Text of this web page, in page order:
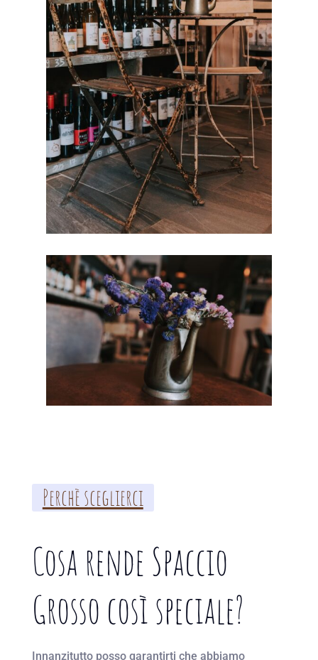
Perchè sceglierci
Cosa rende Spaccio
Grosso così speciale?
Innanzitutto posso garantirti che abbiamo